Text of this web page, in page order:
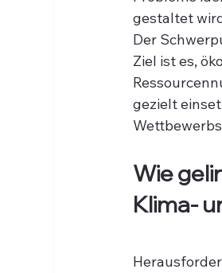
gestaltet
Der
Ziel ist es,
gezielt
Wie
Klima-